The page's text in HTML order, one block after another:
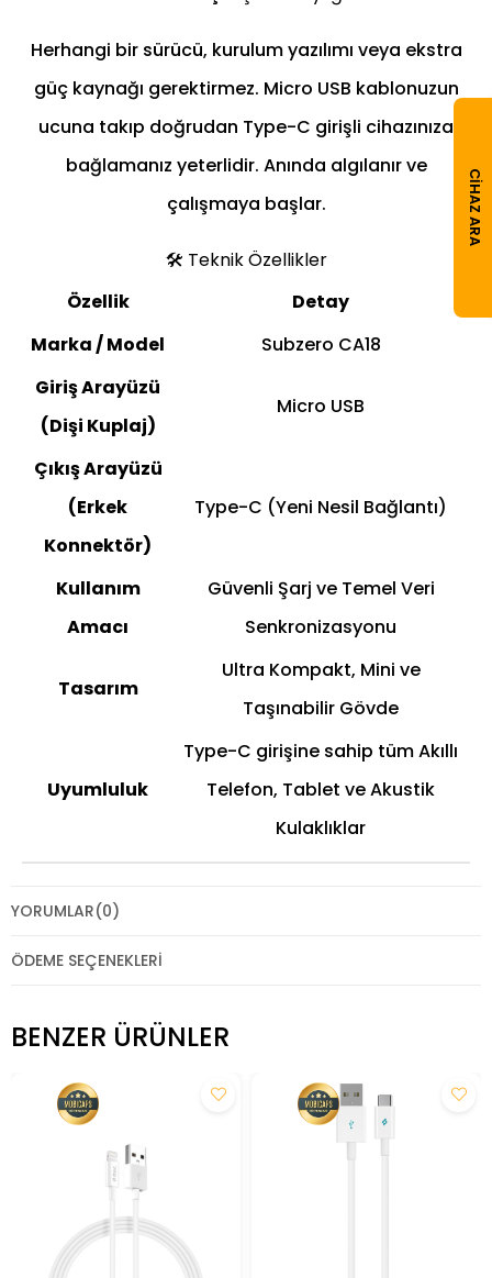
Herhangi bir sürücü, kurulum yazılımı veya ekstra
güç kaynağı gerektirmez. Micro USB kablonuzun
ucuna takıp doğrudan Type-C girişli cihazınıza
bağlamanız yeterlidir. Anında algılanır ve
çalışmaya başlar.
🛠️ Teknik Özellikler
Özellik
Detay
Marka / Model
Subzero CA18
Giriş Arayüzü
(Dişi Kuplaj)
Micro USB
Çıkış Arayüzü
(Erkek
Konnektör)
Type-C (Yeni Nesil Bağlantı)
Kullanım
Amacı
Güvenli Şarj ve Temel Veri
Senkronizasyonu
Tasarım
Ultra Kompakt, Mini ve
Taşınabilir Gövde
Uyumluluk
Type-C girişine sahip tüm Akıllı
Telefon, Tablet ve Akustik
Kulaklıklar
YORUMLAR(0)
ÖDEME SEÇENEKLERI
BENZER ÜRÜNLER
CIHAZ ARA